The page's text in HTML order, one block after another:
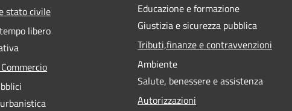
stato civile
libero
Educazione e formazione
Giustizia e sicurezza pubblica
Tributi,finanze e contravvenzioni
Ambiente
Salute, benessere e assistenza
Autorizzazioni